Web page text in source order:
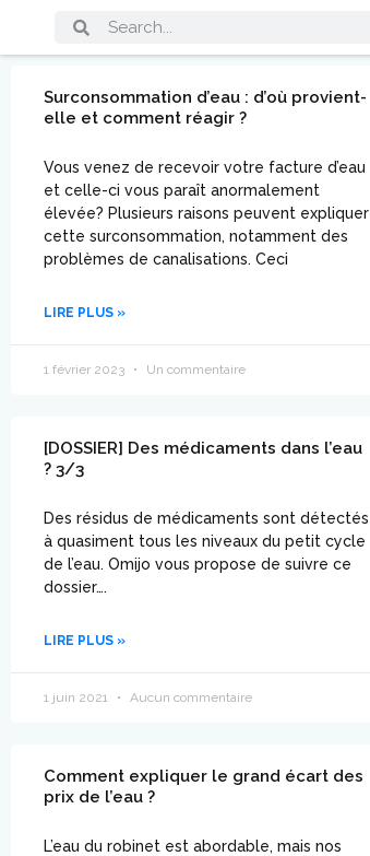
Surconsommation d’eau : d’où provient-
elle et comment réagir ?
Vous venez de recevoir votre facture d’eau
et celle-ci vous paraît anormalement
élevée? Plusieurs raisons peuvent expliquer
cette surconsommation, notamment des
problèmes de canalisations. Ceci
LIRE PLUS »
1 février 2023 Un commentaire
[DOSSIER] Des médicaments dans l’eau
? 3/3
Des résidus de médicaments sont détectés
à quasiment tous les niveaux du petit cycle
de l’eau. Omijo vous propose de suivre ce
dossier….
LIRE PLUS »
1 juin 2021 Aucun commentaire
Comment expliquer le grand écart des
prix de l’eau ?
L’eau du robinet est abordable, mais nos